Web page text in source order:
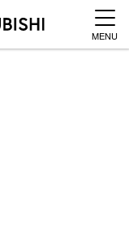
MENU